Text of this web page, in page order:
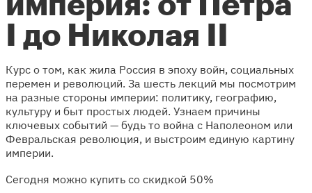
I до Николая II
Курс о том, как жила Россия в эпоху войн, социальных
перемен и революций. За шесть лекций мы посмотрим
на разные стороны империи: политику, географию,
культуру и быт простых людей. Узнаем причины
ключевых событий — будь то война с Наполеоном или
Февральская революция, и выстроим единую картину
империи.
Сегодня можно купить со скидкой 50%